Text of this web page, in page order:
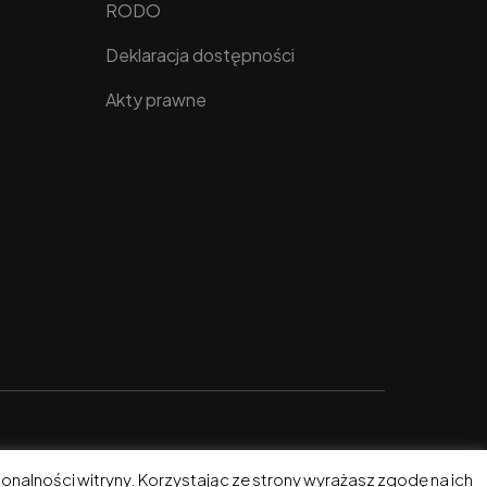
RODO
Deklaracja dostępności
Akty prawne
witryny. Korzystając ze strony wyrażasz zgodę na ich